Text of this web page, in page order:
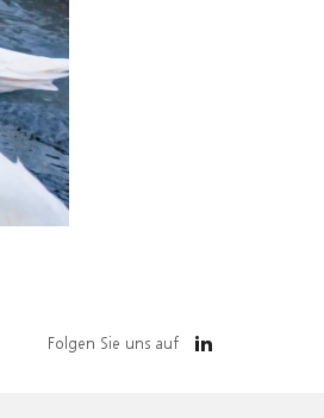
Folgen Sie uns auf